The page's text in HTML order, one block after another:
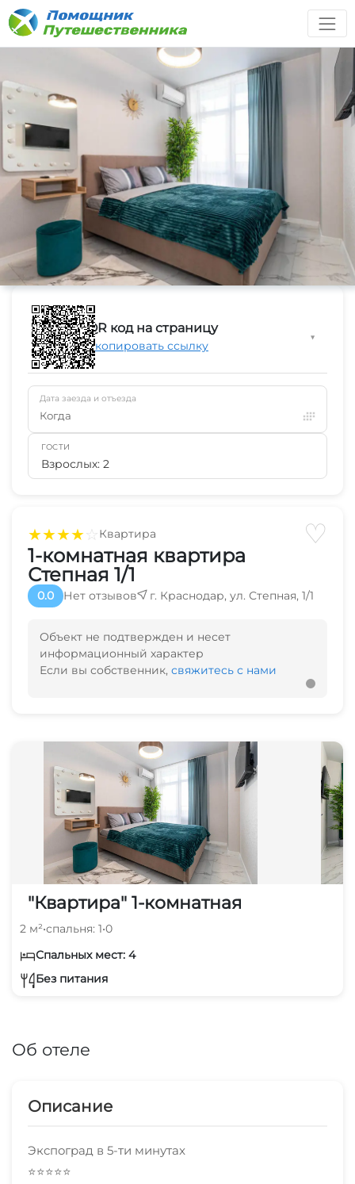
★★★★☆Квартира ♡
1-комнатная квартира
Степная 1/1
0.0 Нет отзывов г. Краснодар, ул. Степная, 1/1
Объект не подтвержден и несет
информационный характер
Если вы собственник, свяжитесь с нами
"Квартира" 1-комнатная
2 м²•спальня: 1•0
Спальных мест: 4
Без питания
Об отеле
Описание
Экcпoгpад в 5-ти минутаx
⭐⭐⭐⭐⭐
QR код на страницу
Скопировать ссылку
▼
Дата заезда и отъезда
Когда
ГОСТИ
Взрослых: 2